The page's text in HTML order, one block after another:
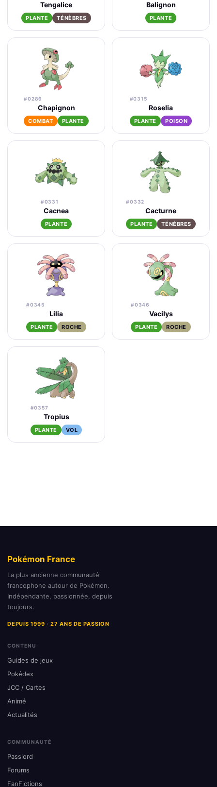
Tengalice
PLANTE TÉNÈBRES
Balignon
PLANTE
#0286
Chapignon
COMBAT PLANTE
#0315
Roselia
PLANTE POISON
#0331
Cacnea
PLANTE
#0332
Cacturne
PLANTE TÉNÈBRES
#0345
Lilia
PLANTE ROCHE
#0346
Vacilys
PLANTE ROCHE
#0357
Tropius
PLANTE VOL
Pokémon France
La plus ancienne communauté
francophone autour de Pokémon.
Indépendante, passionnée, depuis
toujours.
DEPUIS 1999 · 27 ANS DE PASSION
CONTENU
Guides de jeux
Pokédex
JCC / Cartes
Animé
Actualités
COMMUNAUTÉ
Passlord
Forums
FanFictions